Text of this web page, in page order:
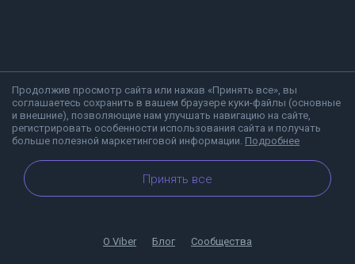
Продолжив просмотр сайта или нажав «Принять все», вы
соглашаетесь сохранить в вашем браузере куки-файлы (основные
и внешние), позволяющие нам улучшать навигацию на сайте,
регистрировать особенности использования сайта и получать
больше полезной маркетинговой информации. Подробнее
Принять все
О Viber Блог Сообщества